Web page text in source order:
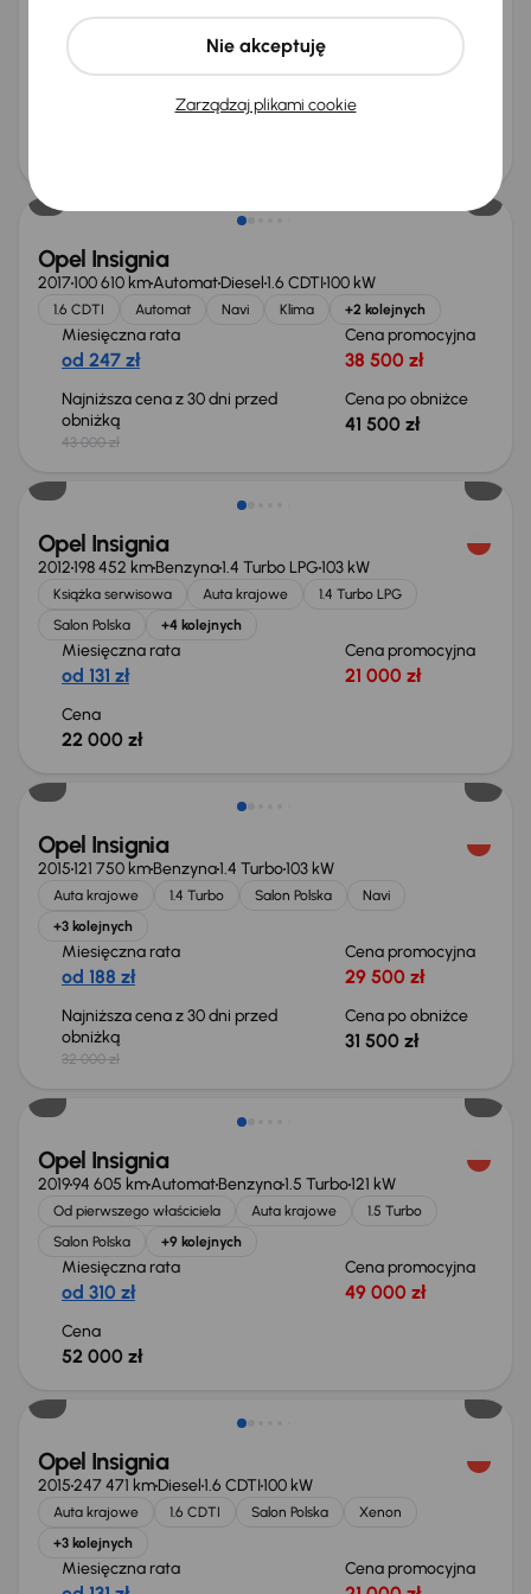
Salon Polska
+9 kolejnych
Miesięczna rata Cena promocyjna
Opel Insignia
2017100 610 kmAutomatDiesel1.6 CDTI100 kW
1.6 CDTI Automat Navi Klima +2 kolejnych
Miesięczna rata
od 247 zł
Cena promocyjna
38 500 zł
Najniższa cena z 30 dni przed
obniżką
43 000 zł
Cena po obniżce
41 500 zł
Opel Insignia
2012198 452 kmBenzyna1.4 Turbo LPG103 kW
Książka serwisowa Auta krajowe
1.4 Turbo LPG
Salon Polska
+4 kolejnych
Miesięczna rata
od 131 zł
Cena promocyjna
21 000 zł
Cena
22 000 zł
Opel Insignia
2015121 750 kmBenzyna1.4 Turbo103 kW
Auta krajowe 1.4 Turbo Salon Polska
Navi
+3 kolejnych
Miesięczna rata
od 188 zł
Cena promocyjna
29 500 zł
Najniższa cena z 30 dni przed
obniżką
32 000 zł
Cena po obniżce
31 500 zł
Możliwość odliczenia VAT
Opel Insignia
201994 605 kmAutomatBenzyna1.5 Turbo121 kW
Od pierwszego właściciela Auta krajowe
1.5 Turbo
Salon Polska
+9 kolejnych
Miesięczna rata
od 310 zł
Cena promocyjna
49 000 zł
Cena
52 000 zł
Opel Insignia
2015247 471 kmDiesel1.6 CDTI100 kW
Auta krajowe 1.6 CDTI Salon Polska
Xenon
+3 kolejnych
Miesięczna rata Cena promocyjna
Zarządzaj plikami cookie
Nie akceptuję